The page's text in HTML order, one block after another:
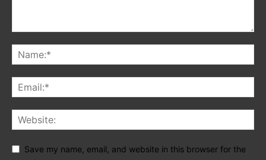
Save my name, email, and website in this browser for the